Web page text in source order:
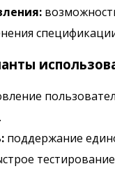
поддержание